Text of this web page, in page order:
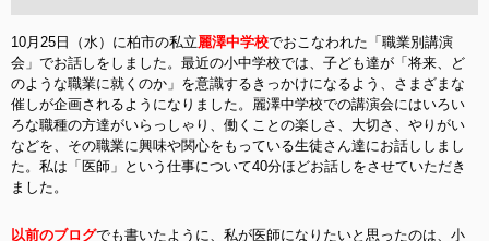
10月25日（水）に柏市の私立麗澤中学校でおこなわれた「職業別講演
会」でお話しをしました。最近の小中学校では、子ども達が「将来、ど
のような職業に就くのか」を意識するきっかけになるよう、さまざまな
催しが企画されるようになりました。麗澤中学校での講演会にはいろい
ろな職種の方達がいらっしゃり、働くことの楽しさ、大切さ、やりがい
などを、その職業に興味や関心をもっている生徒さん達にお話ししまし
た。私は「医師」という仕事について40分ほどお話しをさせていただき
ました。
以前のブログでも書いたように、私が医師になりたいと思ったのは、小